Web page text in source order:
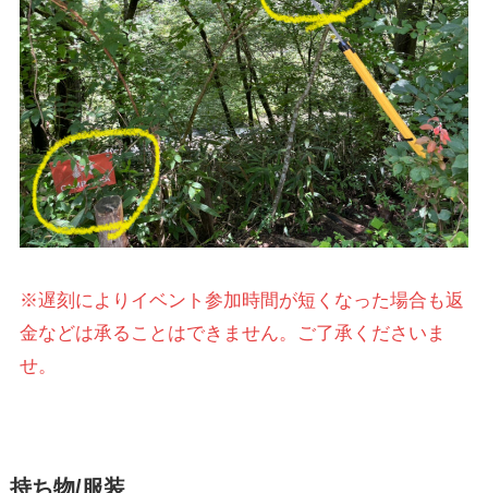
※遅刻によりイベント参加時間が短くなった場合も返
金などは承ることはできません。ご了承くださいま
せ。
持ち物/服装